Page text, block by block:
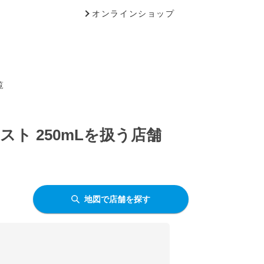
オンラインショップ
ト 250mLを扱う店舗
地図で店舗を探す